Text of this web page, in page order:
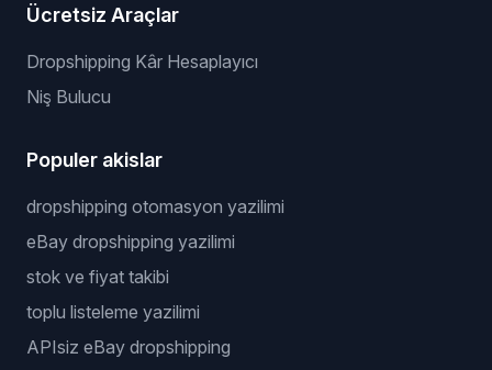
Ücretsiz Araçlar
Dropshipping Kâr Hesaplayıcı
Niş Bulucu
Populer akislar
dropshipping otomasyon yazilimi
eBay dropshipping yazilimi
stok ve fiyat takibi
toplu listeleme yazilimi
APIsiz eBay dropshipping